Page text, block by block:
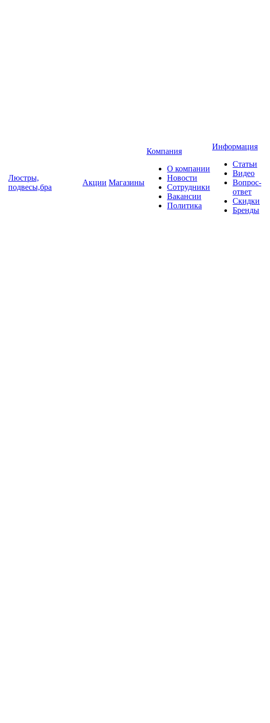
Люстры,
подвесы,бра
Акции Магазины
Компания
О компании
Новости
Сотрудники
Вакансии
Политика
Информация
Статьи
Видео
Вопрос-
ответ
Скидки
Бренды